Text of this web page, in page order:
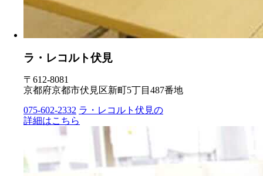
ラ・レコルト伏見
〒612-8081
京都府京都市伏見区新町5丁目487番地
075-602-2332 ラ・レコルト伏見の
詳細はこちら